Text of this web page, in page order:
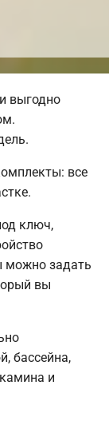
выгодно
все
ключ,
можно задать
вы
бассейна,
и